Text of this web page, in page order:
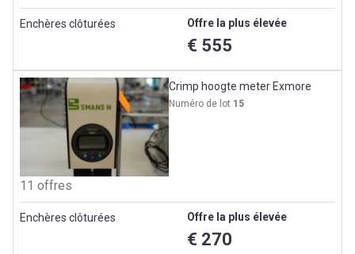
Enchères clôturées Offre la plus élevée
€ 555
Crimp hoogte meter Exmore
Numéro de lot 15
11 offres
Enchères clôturées Offre la plus élevée
€ 270